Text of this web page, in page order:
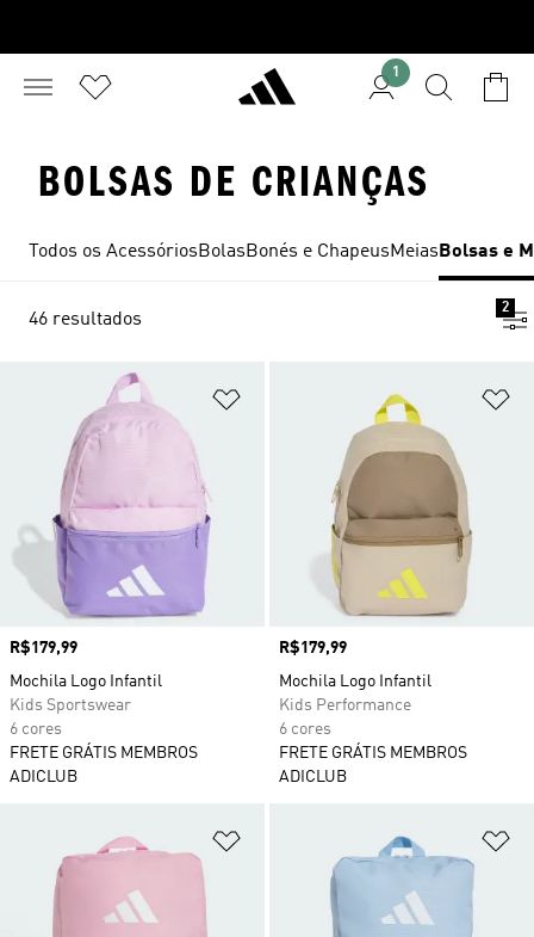
1
BOLSAS DE CRIANÇAS
Todos os AcessóriosBolasBonés e ChapeusMeias Bolsas e
46 resultados
2
Adicionar à Lista de Desejos
Preço
R$179,99
Mochila Logo Infantil
Kids Sportswear
6 cores
FRETE GRÁTIS MEMBROS
ADICLUB
Preço
R$179,99
Mochila Logo Infantil
Kids Performance
6 cores
FRETE GRÁTIS MEMBROS
ADICLUB
Adicionar à Lista de Desejos